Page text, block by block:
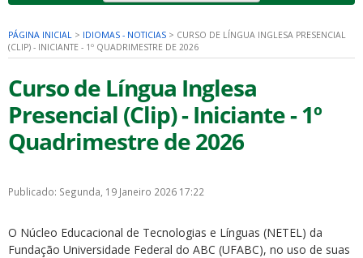
PÁGINA INICIAL > IDIOMAS - NOTICIAS > CURSO DE LÍNGUA INGLESA PRESENCIAL
(CLIP) - INICIANTE - 1º QUADRIMESTRE DE 2026
Curso de Língua Inglesa
Presencial (Clip) - Iniciante - 1º
Quadrimestre de 2026
Publicado: Segunda, 19 Janeiro 2026 17:22
O Núcleo Educacional de Tecnologias e Línguas (NETEL) da
Fundação Universidade Federal do ABC (UFABC), no uso de suas